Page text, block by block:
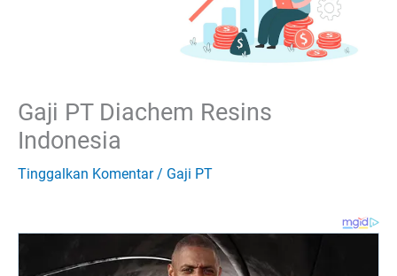
Gaji PT Diachem Resins
Indonesia
Tinggalkan Komentar / Gaji PT